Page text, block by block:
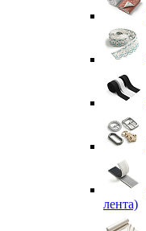
лента)